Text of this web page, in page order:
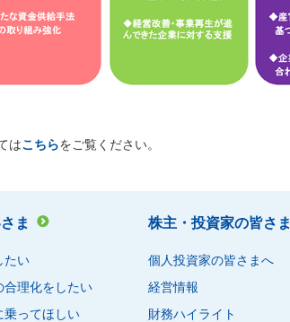
はこちらをご覧ください。
ま
たい
合理化をしたい
乗ってほしい
株主・投資家の皆さま
個人投資家の皆さまへ
経営情報
財務ハイライト